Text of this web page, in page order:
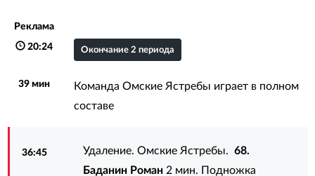
Реклама
20:24 Окончание 2 периода
39 мин
Команда Омские Ястребы играет в полном
составе
36:45 Удаление. Омские Ястребы.68.
Баданин Роман 2 мин. Подножка